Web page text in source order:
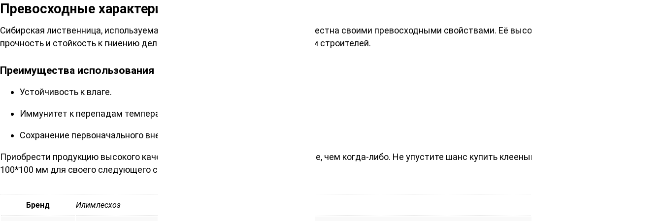
Превосходные характеристики лиственницы
Сибирская лиственница, используемая в производстве клееного бруса, известна своими превосходными свойствами. Её высокая
прочность и стойкость к гниению делают материал востребованным среди строителей.
Преимущества использования
Устойчивость к влаге.
Иммунитет к перепадам температур.
Сохранение первоначального внешнего вида на длительное время.
Приобрести продукцию высокого качества по доступной цене теперь проще, чем когда-либо. Не упустите шанс купить клееный брус
100*100 мм для своего следующего строительного проекта!
Бренд Илимлесхоз